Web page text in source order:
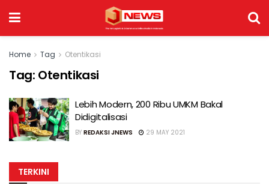
Home Tag Otentikasi
Tag: Otentikasi
Lebih Modern, 200 Ribu UMKM Bakal
Didigitalisasi
BY REDAKSI JNEWS 29 MAY 2021
TERKINI